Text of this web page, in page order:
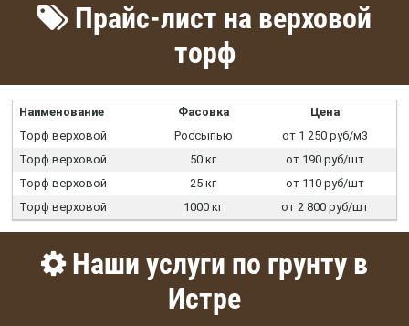
Прайс-лист на верховой
торф
Наименование Фасовка
Цена
Торф верховой
Россыпью
от 1 250 руб/м3
Торф верховой
50 кг
от 190 руб/шт
Торф верховой
25 кг
от 110 руб/шт
Торф верховой
1000 кг от 2 800 руб/шт
Наши услуги по грунту в
Истре